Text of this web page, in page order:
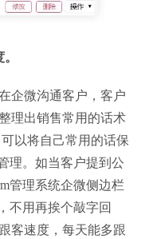
企微沟通客户，客户
理出销售常用的话术
以将自己常用的话保
理。如当客户提到公
管理系统企微侧边栏
不用再挨个敲字回
客速度，每天能多跟